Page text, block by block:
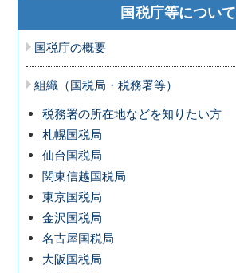
国税庁等について
国税庁の概要
組織（国税局・税務署等）
税務署の所在地などを知りたい方
札幌国税局
仙台国税局
関東信越国税局
東京国税局
金沢国税局
名古屋国税局
大阪国税局